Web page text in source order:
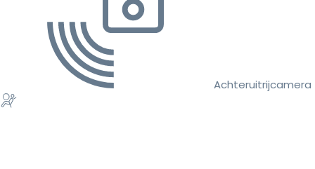
Achteruitrijcamera